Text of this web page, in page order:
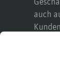
auch